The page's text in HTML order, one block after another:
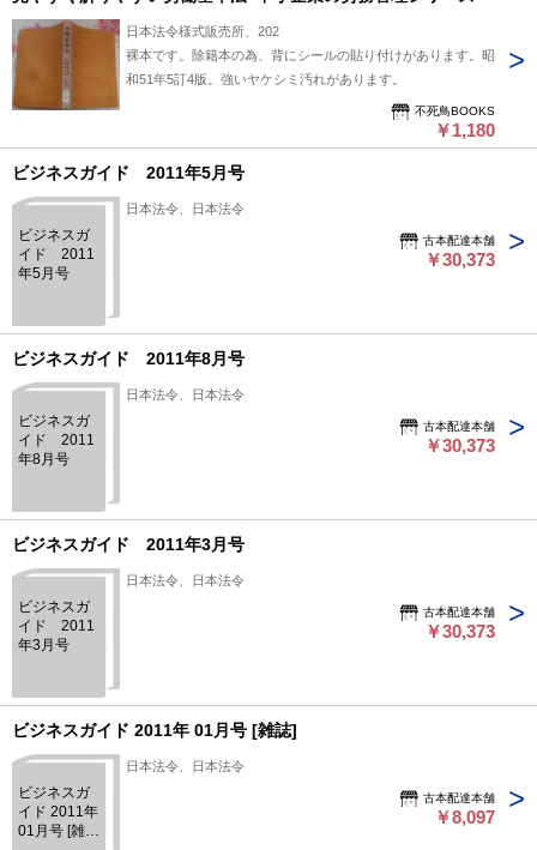
日本法令様式販売所、202
裸本です。除籍本の為、背にシールの貼り付けがあります。昭
和51年5訂4版。強いヤケシミ汚れがあります。
不死鳥BOOKS
￥1,180
ビジネスガイド 2011年5月号
ビジネスガ
イド 2011
年5月号
日本法令、日本法令
古本配達本舗
￥30,373
ビジネスガイド 2011年8月号
ビジネスガ
イド 2011
年8月号
日本法令、日本法令
古本配達本舗
￥30,373
ビジネスガイド 2011年3月号
ビジネスガ
イド 2011
年3月号
日本法令、日本法令
古本配達本舗
￥30,373
ビジネスガイド 2011年 01月号 [雑誌]
ビジネスガ
イド 2011年
01月号 [雑
日本法令、日本法令
古本配達本舗
￥8,097